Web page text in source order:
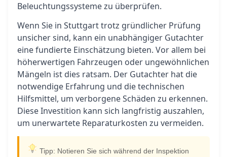
Beleuchtungssysteme zu überprüfen.
Wenn Sie in Stuttgart trotz gründlicher Prüfung
unsicher sind, kann ein unabhängiger Gutachter
eine fundierte Einschätzung bieten. Vor allem bei
höherwertigen Fahrzeugen oder ungewöhnlichen
Mängeln ist dies ratsam. Der Gutachter hat die
notwendige Erfahrung und die technischen
Hilfsmittel, um verborgene Schäden zu erkennen.
Diese Investition kann sich langfristig auszahlen,
um unerwartete Reparaturkosten zu vermeiden.
Tipp: Notieren Sie sich während der Inspektion